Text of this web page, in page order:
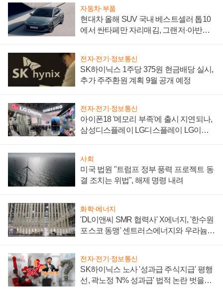
자동차·부품
현대차 올해 SUV 국내 베스트셀러 톱10
에서 싼타페만 자리매김, 그랜저·아반떼
전자·전기·정보통신
SK하이닉스 1주당 375원 현금배당 실시,
추가 주주환원 계획 9월 공개 예정
전자·전기·정보통신
아이폰18 '메모리 부족'에 출시 지연되나,
삼성디스플레이 LG디스플레이 LG이노
사회
미국 법원 "트럼프 정부 풍력 프로젝트 동
결 조치는 위법", 해제 명령 내려
화학·에너지
'DL이앤씨 SMR 협력사' X에너지, '한수원
포스코 동맹' 센트러스에너지와 우라늄
전자·전기·정보통신
SK하이닉스 노사 '성과급 주식지급' 평행
선, 곽노정 'N% 성과급' 법적 논란 벗을지